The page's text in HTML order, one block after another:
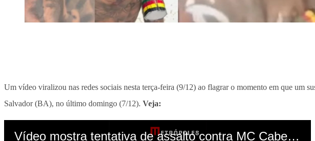
Um vídeo viralizou nas redes sociais nesta terça-feira (9/12) ao flagrar o momento em que um
Salvador (BA), no último domingo (7/12). Veja: